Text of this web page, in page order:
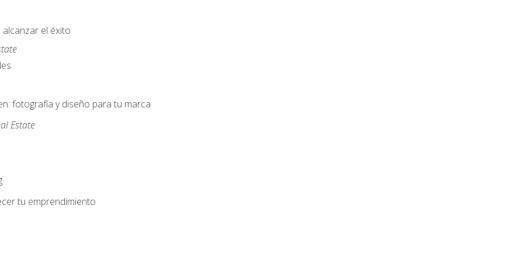
el éxito
fotografía y diseño para tu marca
Estate
tu emprendimiento